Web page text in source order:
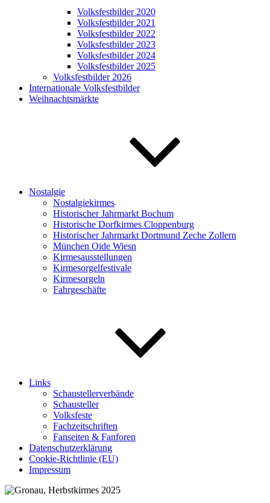
Volksfestbilder 2020
Volksfestbilder 2021
Volksfestbilder 2022
Volksfestbilder 2023
Volksfestbilder 2024
Volksfestbilder 2025
Volksfestbilder 2026
Internationale Volksfestbilder
Weihnachtsmärkte
Nostalgie
Nostalgiekirmes
Historischer Jahrmarkt Bochum
Historische Dorfkirmes Cloppenburg
Historischer Jahrmarkt Dortmund Zeche Zollern
München Oide Wiesn
Kirmesausstellungen
Kirmesorgelfestivale
Kirmesorgeln
Fahrgeschäfte
Links
Schaustellerverbände
Schausteller
Volksfeste
Fachzeitschriften
Fanseiten & Fanforen
Datenschutzerklärung
Cookie-Richtlinie (EU)
Impressum